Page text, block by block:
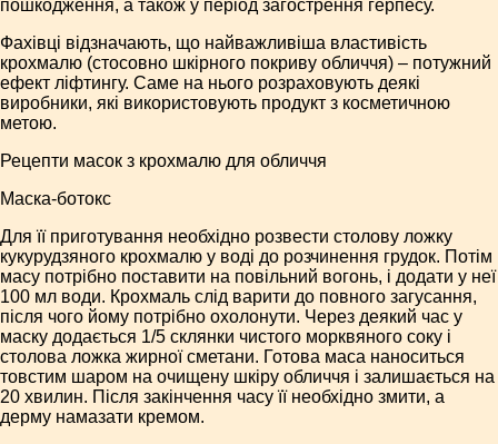
пошкодження, а також у період загострення герпесу.
Фахівці відзначають, що найважливіша властивість
крохмалю (стосовно шкірного покриву обличчя) – потужний
ефект ліфтингу. Саме на нього розраховують деякі
виробники, які використовують продукт з косметичною
метою.
Рецепти масок з крохмалю для обличчя
Маска-ботокс
Для її приготування необхідно розвести столову ложку
кукурудзяного крохмалю у воді до розчинення грудок. Потім
масу потрібно поставити на повільний вогонь, і додати у неї
100 мл води. Крохмаль слід варити до повного загусання,
після чого йому потрібно охолонути. Через деякий час у
маску додається 1/5 склянки чистого морквяного соку і
столова ложка жирної сметани. Готова маса наноситься
товстим шаром на очищену шкіру обличчя і залишається на
20 хвилин. Після закінчення часу її необхідно змити, а
дерму намазати кремом.